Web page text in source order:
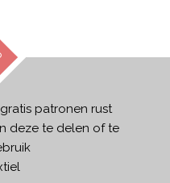
patronen rust
deze te delen of te